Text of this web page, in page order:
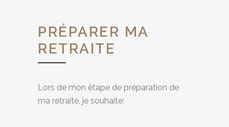
PRÉPARER MA
RETRAITE
Lors de mon étape de préparation de
ma retraite, je souhaite: